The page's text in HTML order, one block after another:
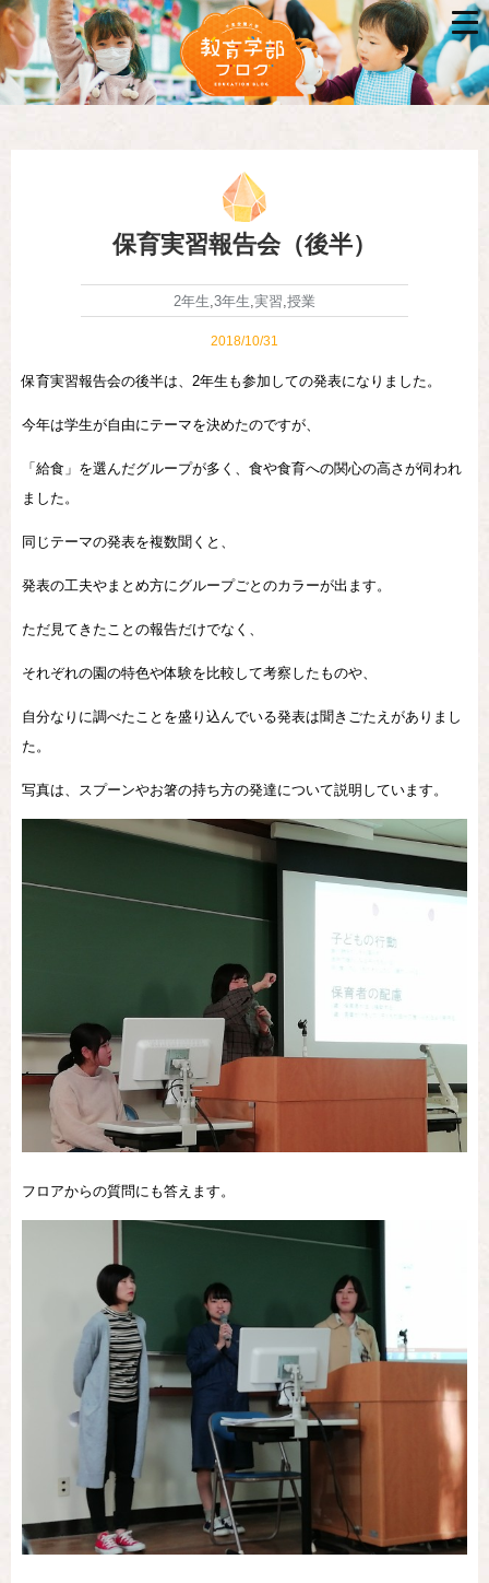
保育実習報告会（後半）
2018/10/31
2年生 3年生 実習 授業
保育実習報告会の後半は、2年生も参加しての発表になりました。
今年は学生が自由にテーマを決めたのですが、
「給食」を選んだグループが多く、食や食育への関心の高さが伺われ
ました。
同じテーマの発表を複数聞くと、
発表の工夫やまとめ方にグループごとのカラーが出ます。
ただ見てきたことの報告だけでなく、
それぞれの園の特色や体験を比較して考察したものや、
自分なりに調べたことを盛り込んでいる発表は聞きごたえがありまし
た。
写真は、スプーンやお箸の持ち方の発達について説明しています。
フロアからの質問にも答えます。